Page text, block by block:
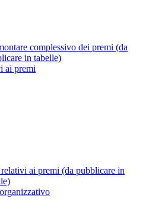
complessivo dei premi (da
in tabelle)
ai premi
ai premi (da pubblicare in